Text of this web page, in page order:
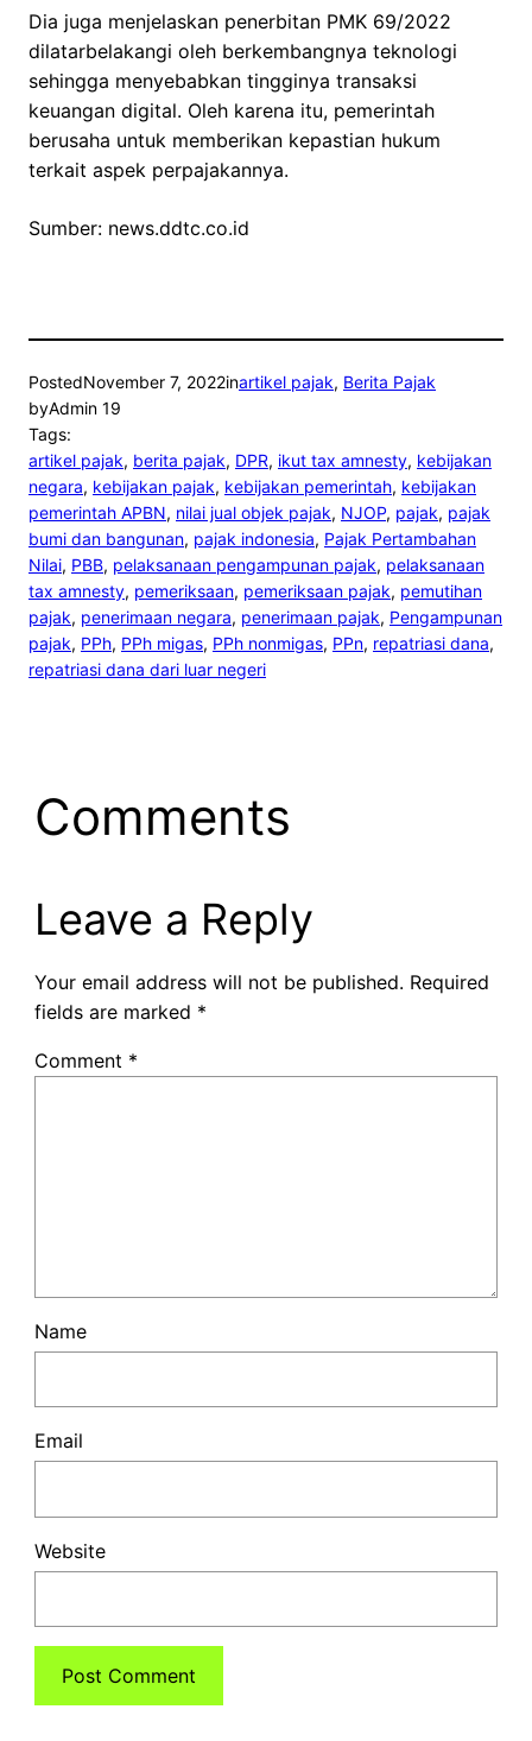
Dia juga menjelaskan penerbitan PMK 69/2022
dilatarbelakangi oleh berkembangnya teknologi
sehingga menyebabkan tingginya transaksi
keuangan digital. Oleh karena itu, pemerintah
berusaha untuk memberikan kepastian hukum
terkait aspek perpajakannya.
Sumber: news.ddtc.co.id
PostedNovember 7, 2022inartikel pajak, Berita Pajak
byAdmin 19
Tags:
artikel pajak, berita pajak, DPR, ikut tax amnesty, kebijakan
negara, kebijakan pajak, kebijakan pemerintah, kebijakan
pemerintah APBN, nilai jual objek pajak, NJOP, pajak, pajak
bumi dan bangunan, pajak indonesia, Pajak Pertambahan
Nilai, PBB, pelaksanaan pengampunan pajak, pelaksanaan
tax amnesty, pemeriksaan, pemeriksaan pajak, pemutihan
pajak, penerimaan negara, penerimaan pajak, Pengampunan
pajak, PPh, PPh migas, PPh nonmigas, PPn, repatriasi dana
repatriasi dana dari luar negeri
Comments
Leave a Reply
Your email address will not be published. Required
fields are marked *
Comment *
Name
Email
Website